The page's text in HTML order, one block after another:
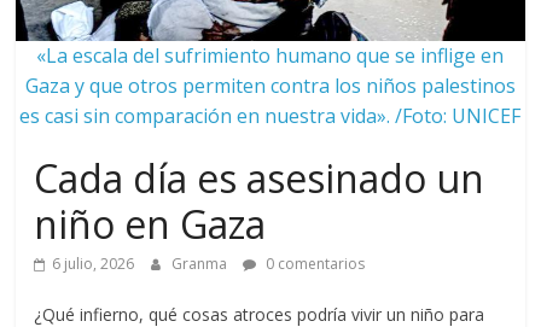
«La escala del sufrimiento humano que se inflige en
Gaza y que otros permiten contra los niños palestinos
es casi sin comparación en nuestra vida». /Foto: UNICEF
Cada día es asesinado un
niño en Gaza
6 julio, 2026 Granma 0 comentarios
¿Qué infierno, qué cosas atroces podría vivir un niño para